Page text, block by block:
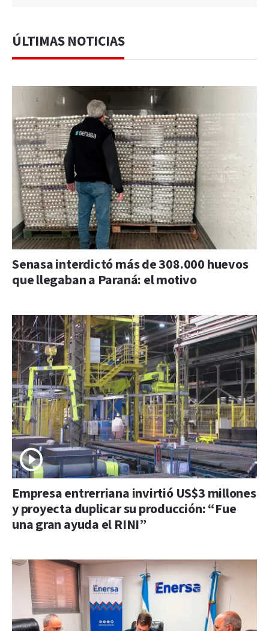
ÚLTIMAS NOTICIAS
Senasa interdictó más de 308.000 huevos
que llegaban a Paraná: el motivo
Empresa entrerriana invirtió US$3 millones
y proyecta duplicar su producción: “Fue
una gran ayuda el RINI”